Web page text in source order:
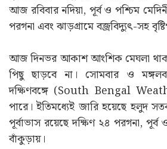
আজ রবিবার নদিয়া, পূর্ব ও পশ্চিম
পরগনা এবং ঝাড়গ্রামে বজ্রবিদ্যুৎ-সহ
আজ দিনভর আকাশ আংশিক মেঘলা
পিছু ছাড়বে না। সোমবার ও
দক্ষিণবঙ্গে (South Bengal
পারে। ইতিমধ্যেই জারি হয়েছে হলুদ
পূর্বাভাস রয়েছে দক্ষিণ ২৪ পরগনা, পূর্ব
বাঁকুড়ায়।